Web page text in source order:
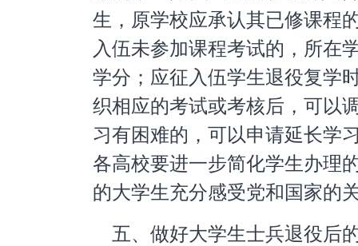
生，原学校应承认其已修课程
入伍未参加课程考试的，所在
学分； 应征入伍学生退役复学
织相应的考试或考核后，可以
习有困难的，可以申请延长学
各高校要进一步简化学生办理
的大学生充分感受党和国家的
五、做好大学生士兵退役后